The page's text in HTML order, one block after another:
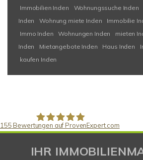
Immobilien Inden
Wohnungssuche Inden
Inden
Wohnung miete Inden Immobilie
Immo Inden
Wohnungen Inden mieten
Inden
Mietangebote Inden Haus Inden
kaufen Inden
Gaspar Immobilienberatung
155 Bewertungen auf ProvenExpert.com
IHR